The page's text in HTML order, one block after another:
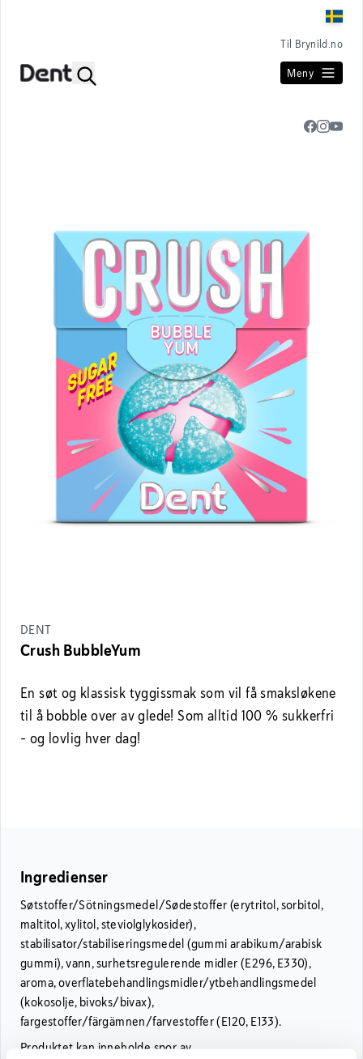
Til Brynild.no
Meny
DENT
Crush BubbleYum
En søt og klassisk tyggissmak som vil få smaksløkene
til å bobble over av glede! Som alltid 100 % sukkerfri
– og lovlig hver dag!
Ingredienser
Søtstoffer/Sötningsmedel/Sødestoffer (erytritol, sorbitol,
maltitol, xylitol, steviolglykosider),
stabilisator/stabiliseringsmedel (gummi arabikum/arabisk
gummi), vann, surhetsregulerende midler (E296, E330),
aroma, overflatebehandlingsmidler/ytbehandlingsmedel
(kokosolje, bivoks/bivax),
fargestoffer/färgämnen/farvestoffer (E120, E133).
Produktet kan inneholde spor av